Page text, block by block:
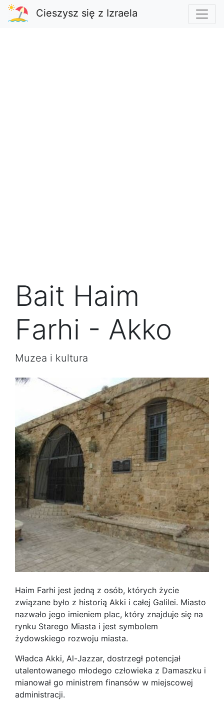
Cieszysz się z Izraela
Bait Haim
Farhi - Akko
Muzea i kultura
Haim Farhi jest jedną z osób, których życie
związane było z historią Akki i całej Galilei. Miasto
nazwało jego imieniem plac, który znajduje się na
rynku Starego Miasta i jest symbolem
żydowskiego rozwoju miasta.
Władca Akki, Al-Jazzar, dostrzegł potencjał
utalentowanego młodego człowieka z Damaszku i
mianował go ministrem finansów w miejscowej
administracji.